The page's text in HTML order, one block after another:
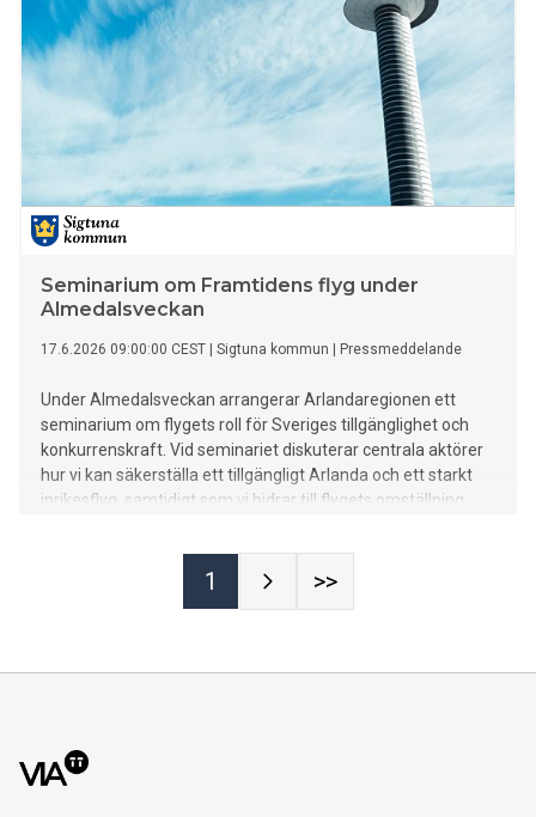
Seminarium om Framtidens flyg under
Almedalsveckan
17.6.2026 09:00:00 CEST Sigtuna kommun Pressmeddelande
Under Almedalsveckan arrangerar Arlandaregionen ett
seminarium om flygets roll för Sveriges tillgänglighet och
konkurrenskraft. Vid seminariet diskuterar centrala aktörer
hur vi kan säkerställa ett tillgängligt Arlanda och ett starkt
inrikesflyg, samtidigt som vi bidrar till flygets omställning.
1 >>